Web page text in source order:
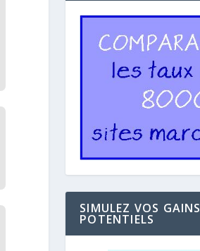
SIMULEZ VOS GAINS
POTENTIELS